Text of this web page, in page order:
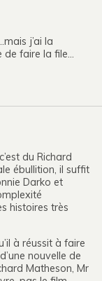
j’ai la
de faire la file…
du Richard
ébullition, il suffit
Darko et
histoires très
à réussit à faire
nouvelle de
Matheson, Mr